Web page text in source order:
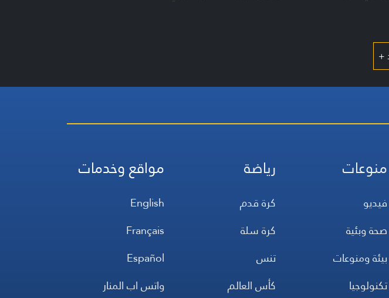
+
منوعات
فيديو
صحة وبئية
بيئة ومنوعات
تكنولوجيا
رياضة
كرة قدم
كرة سلة
تنس
كأس العالم
مواقع وخدمات
English
Français
Español
واتس اب المنار